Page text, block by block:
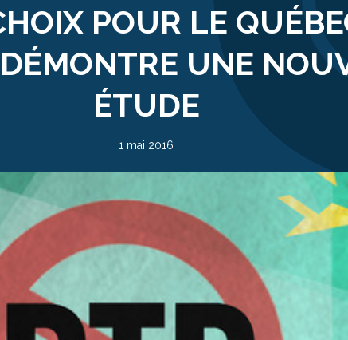
POUR LE
UNE
ÉTUDE
1 mai 2016